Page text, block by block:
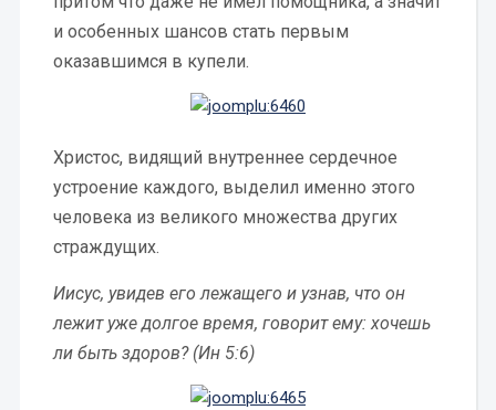
и особенных шансов стать первым
оказавшимся в купели.
Христос, видящий внутреннее сердечное
устроение каждого, выделил именно этого
человека из великого множества других
страждущих.
Иисус, увидев его лежащего и узнав, что он
лежит уже долгое время, говорит ему: хочешь
ли быть здоров? (Ин 5:6)